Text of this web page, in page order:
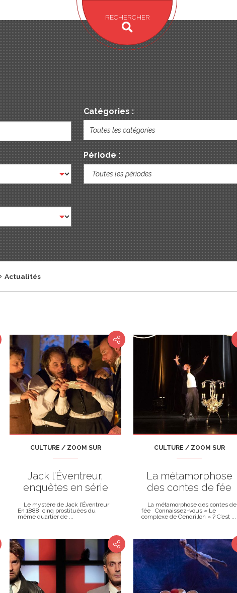
RECHERCHER
Catégories :
Toutes les catégories
Période :
Actualités
CULTURE / ZOOM SUR
Jack l’Éventreur,
enquêtes en série
Le mystère de Jack l’Éventreur
En 1888, cinq prostituées du
même quartier de ...
CULTURE / ZOOM SUR
La métamorphose
des contes de fée
La métamorphose des contes de
fée Connaissez-vous « Le
complexe de Cendrillon » ? C’est ...